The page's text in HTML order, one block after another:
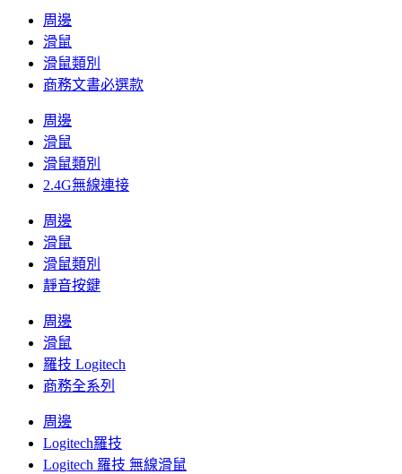
周邊
滑鼠
滑鼠類別
商務文書必選款
周邊
滑鼠
滑鼠類別
2.4G無線連接
周邊
滑鼠
滑鼠類別
靜音按鍵
周邊
滑鼠
羅技 Logitech
商務全系列
周邊
Logitech羅技
Logitech 羅技 無線滑鼠